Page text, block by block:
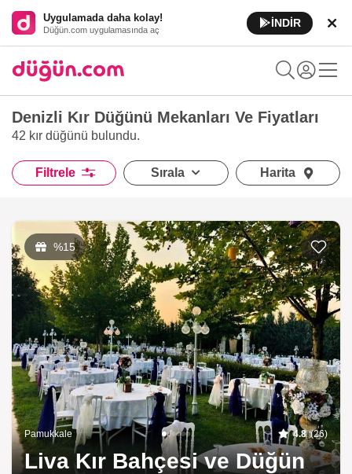
Uygulamada daha kolay!
Düğün.com uygulamasında aç
İNDİR
Denizli Kır Düğünü Mekanları Ve Fiyatları
42 kır düğünü bulundu.
Filtrele Sırala Harita
%15
Pamukkale 4.8 (26)
Liva Kır Bahçesi ve Düğün